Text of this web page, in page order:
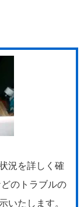
況を詳しく確
のトラブルの
いたします。